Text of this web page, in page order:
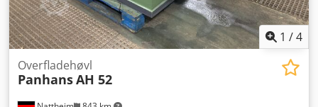
1 /4
Overfladehøvl
PanhansAH 52